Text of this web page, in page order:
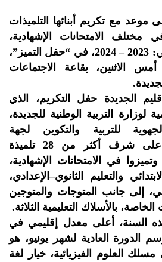
مع تكريم أبنائها التلميذات
مختلف الامتحانات الإشهادية،
برسم الموسم الدراسي: 2023 – 2024، في “حفل التميز”،
الاثنين، بقاعة الاجتماعات
الجديدة حفل التكريم، الذي
لوزارة التربية الوطنية للجديدة،
للتربية والتكوين لجهة
الدارالبيضاء–سطات، على شرف أكثر من 28 تلميذة
في الامتحانات الإشهادية،
والتعليم الثانوي–الإعدادي،
إلى جانب المتوجات والمتوجين
بالأسلاك التعليمية الثلاثة.
السنة، أعلى معدل إقليمي في
الدورة العادية لشهر يونيو، هو
مسلك العلوم الفيزيائية، خيار لغة